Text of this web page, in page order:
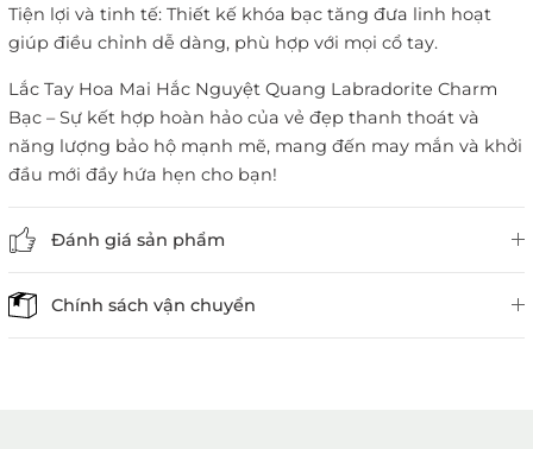
Tiện lợi và tinh tế: Thiết kế khóa bạc tăng đưa linh hoạt
giúp điều chỉnh dễ dàng, phù hợp với mọi cổ tay.
Lắc Tay Hoa Mai Hắc Nguyệt Quang Labradorite Charm
Bạc – Sự kết hợp hoàn hảo của vẻ đẹp thanh thoát và
năng lượng bảo hộ mạnh mẽ, mang đến may mắn và khởi
đầu mới đầy hứa hẹn cho bạn!
Đánh giá sản phẩm
Chính sách vận chuyển